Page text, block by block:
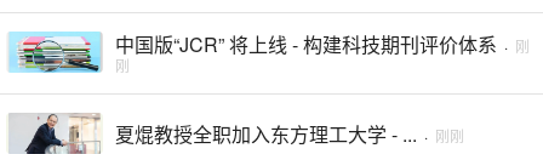
中国版“JCR” 将上线 - 构建科技期刊评价体系 · 刚
刚
夏焜教授全职加入东方理工大学 - ... · 刚刚